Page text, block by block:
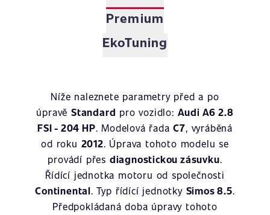
Premium
EkoTuning
Níže naleznete parametry před a po
úpravěStandard pro vozidlo: Audi A6 2.8
FSI - 204 HP. Modelová řadaC7, vyráběná
od roku 2012. Úprava tohoto modelu se
provádí přes diagnostickou zásuvku.
Řídící jednotka motoru od společnosti
Continental. Typ řídící jednotky Simos 8.5.
Předpokládaná doba úpravy tohoto